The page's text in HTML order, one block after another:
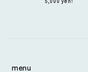
menu